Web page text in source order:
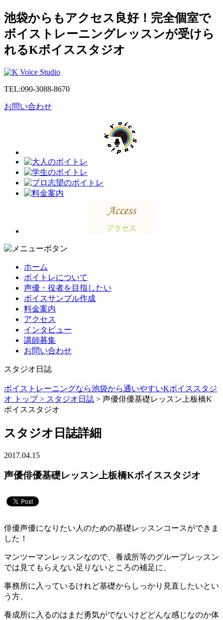
池袋からもアクセス良好！完全個室で
ボイストレーニングレッスンが受けら
れるKボイススタジオ
TEL:090-3088-8670
お問い合わせ
ホーム
ボイトレについて
声優・役者を目指したい
ボイスサンプル作成
料金案内
アクセス
インタビュー
講師募集
お問い合わせ
スタジオ日誌
ボイストレーニングなら池袋から通いやすいKボイススタジ
オ トップ > スタジオ日誌 > 声優俳優基礎レッスン上板橋K
ボイススタジオ
スタジオ日誌詳細
2017.04.15
声優俳優基礎レッスン上板橋Kボイススタジオ
俳優声優になりたい人のための基礎レッスンコースができま
した！
マンツーマンレッスンなので、養成所等のグループレッスン
では見てもらえない足りないところの補足に、
事務所に入っているけれど基礎からしっかり見直したいとい
う方、
養成所に入るのはまだ勇気がでないけどどんな感じなのか体